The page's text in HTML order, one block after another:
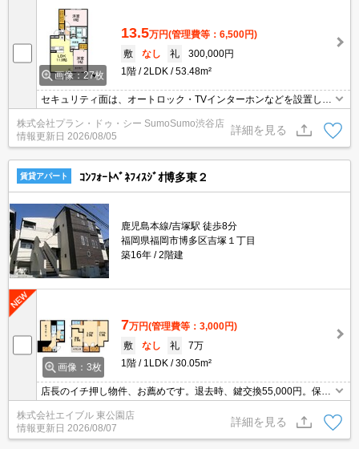
浴室になります。
画像：27枚
13.5万円(管理費等：6,500円)
敷
なし 礼
300,000円
1階
2LDK 53.48m²
セキュリティ面は、オートロック・TVインターホンなどを設置して
乾燥機などが揃っており、とても充実しています。収納はウォーク
インクロゼット・シューズボックスなど豊富なので、広々と空間を
利用することも可能です。2路線利用可の物件です。
株式会社プラン・ドゥ・シー SumoSumo渋谷店
情報更新日 2026/08/05
詳細を見る
賃貸アパート ｺﾝﾌｫｰﾄﾍﾞﾈﾌｨｽｼﾞｵ博多東２
鹿児島本線/吉塚駅 徒歩8分
福岡県福岡市博多区吉塚１丁目
築16年
2階建
画像：3枚
7万円(管理費等：3,000円)
敷
なし 礼
7万
1階
1LDK 30.05m²
店長のイチ押し物件、お薦めです。退去時、鍵交換55,000円。保証
株式会社エイブル 東公園店
情報更新日 2026/08/07
詳細を見る